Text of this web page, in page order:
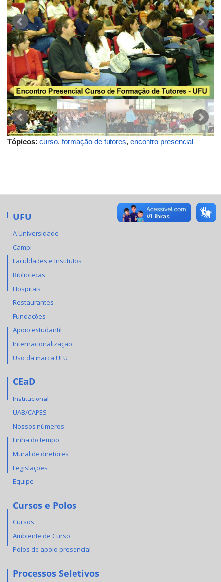
Tópicos: curso, formação de tutores, encontro presencial
UFU
A Universidade
Campi
Faculdades e Institutos
Bibliotecas
Hospitais
Restaurantes
Fundações
Apoio estudantil
Internacionalização
Uso da marca UFU
CEaD
Institucional
UAB/CAPES
Nossos números
Linha do tempo
Mural de diretores
Legislações
Equipe
Cursos e Polos
Cursos
Ambiente de Curso
Polos de apoio presencial
Processos Seletivos